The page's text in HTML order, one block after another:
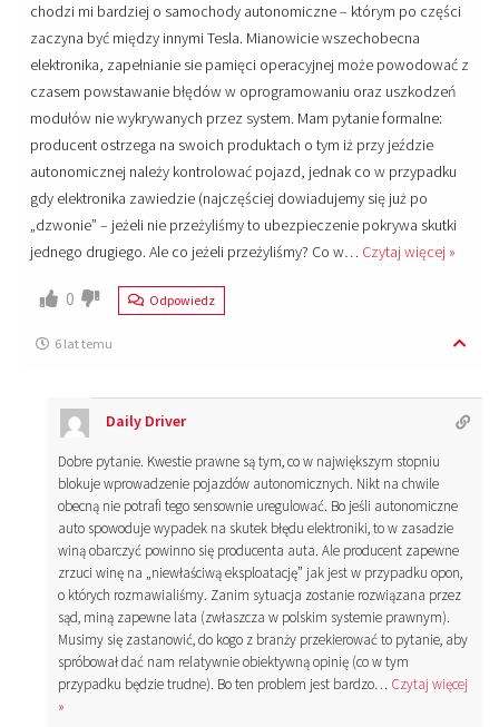
chodzi mi bardziej o samochody autonomiczne – którym po części
zaczyna być między innymi Tesla. Mianowicie wszechobecna
elektronika, zapełnianie sie pamięci operacyjnej może powodować z
czasem powstawanie błędów w oprogramowaniu oraz uszkodzeń
modułów nie wykrywanych przez system. Mam pytanie formalne:
producent ostrzega na swoich produktach o tym iż przy jeździe
autonomicznej należy kontrolować pojazd, jednak co w przypadku
gdy elektronika zawiedzie (najczęściej dowiadujemy się już po
„dzwonie” – jeżeli nie przeżyliśmy to ubezpieczenie pokrywa skutki
jednego drugiego. Ale co jeżeli przeżyliśmy? Co w… Czytaj więcej »
0 Odpowiedz
6 lat temu
Daily Driver
Dobre pytanie. Kwestie prawne są tym, co w największym stopniu
blokuje wprowadzenie pojazdów autonomicznych. Nikt na chwile
obecną nie potrafi tego sensownie uregulować. Bo jeśli autonomiczne
auto spowoduje wypadek na skutek błędu elektroniki, to w zasadzie
winą obarczyć powinno się producenta auta. Ale producent zapewne
zrzuci winę na „niewłaściwą eksploatację” jak jest w przypadku opon,
o których rozmawialiśmy. Zanim sytuacja zostanie rozwiązana przez
sąd, miną zapewne lata (zwłaszcza w polskim systemie prawnym).
Musimy się zastanowić, do kogo z branży przekierować to pytanie, aby
spróbował dać nam relatywnie obiektywną opinię (co w tym
przypadku będzie trudne). Bo ten problem jest bardzo… Czytaj więcej
»